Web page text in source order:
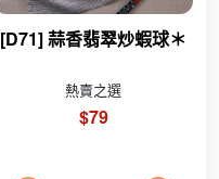
[D71] 蒜香翡翠炒蝦球＊
熱賣之選
$79